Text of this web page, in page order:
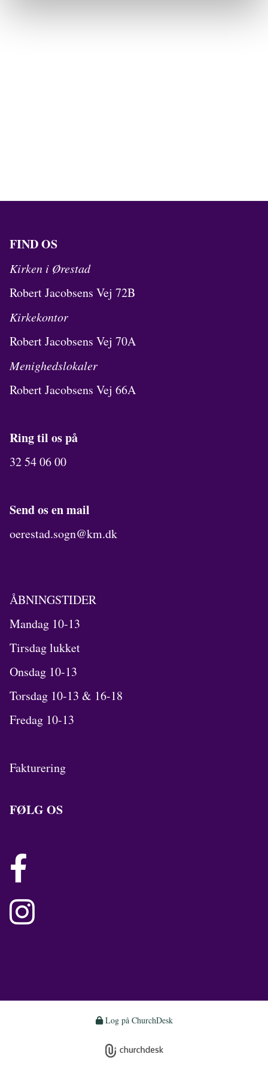
FIND OS
Kirken i Ørestad
Robert Jacobsens Vej 72B
Kirkekontor
Robert Jacobsens Vej 70A
Menighedslokaler
Robert Jacobsens Vej 66A
Ring til os på
32 54 06 00
Send os en mail
oerestad.sogn@km.dk
ÅBNINGSTIDER
Mandag 10-13
Tirsdag lukket
Onsdag 10-13
Torsdag 10-13 & 16-18
Fredag 10-13
Fakturering
FØLG OS


Log på ChurchDesk